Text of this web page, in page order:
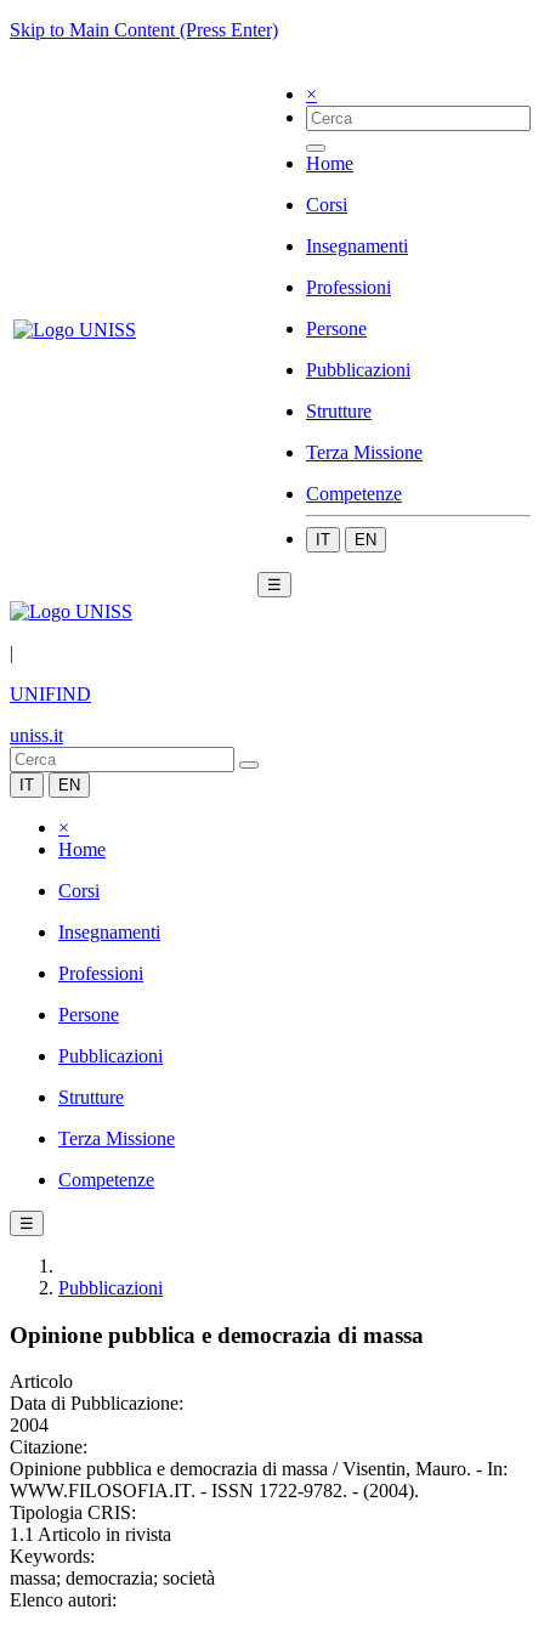
Skip to Main Content (Press Enter)
×
Home
Corsi
Insegnamenti
Professioni
Persone
Pubblicazioni
Strutture
Terza Missione
Competenze
IT EN
☰
|
UNIFIND
uniss.it
IT EN
×
Home
Corsi
Insegnamenti
Professioni
Persone
Pubblicazioni
Strutture
Terza Missione
Competenze
☰
Pubblicazioni
Opinione pubblica e democrazia di massa
Articolo
Data di Pubblicazione:
2004
Citazione:
Opinione pubblica e democrazia di massa / Visentin, Mauro. - In:
WWW.FILOSOFIA.IT. - ISSN 1722-9782. - (2004).
Tipologia CRIS:
1.1 Articolo in rivista
Keywords:
massa; democrazia; società
Elenco autori: